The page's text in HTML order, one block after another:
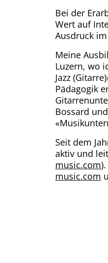
Bei der
Wert auf
Ausdruck
Meine
Luzern, wo
Jazz
Pädagogik
Bossard
Seit dem
aktiv und
music.com
music.com